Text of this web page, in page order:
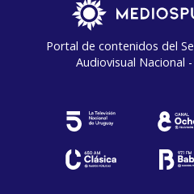
Portal de contenidos del
Audiovisual Nacional